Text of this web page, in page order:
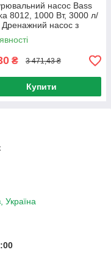
насос Bass
8012, 1000 Вт, 3000 л/
Дренажний насос з
/ Помпа для
та чистої води
₴ 3 471,43 ₴
Купити
Україна